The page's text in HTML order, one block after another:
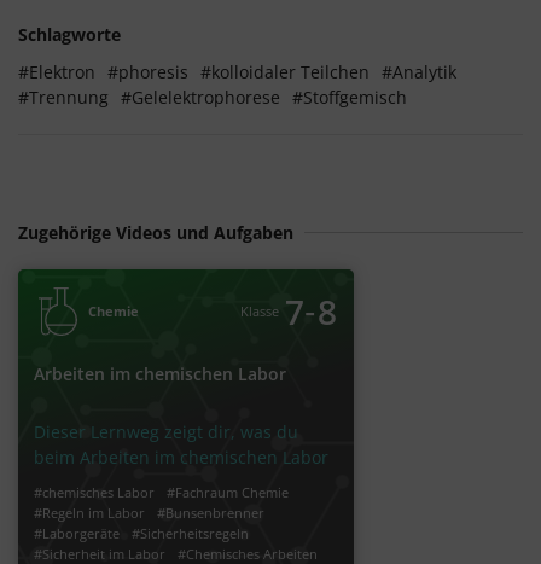
Schlagworte
#Elektron #phoresis #kolloidaler Teilchen #Analytik
#Trennung #Gelelektrophorese #Stoffgemisch
Zugehörige Videos und Aufgaben
Chemie Klasse 7‐8
Arbeiten im chemischen Labor
Dieser Lernweg zeigt dir, was du
beim Arbeiten im chemischen Labor
wichtige Laborgeräte und die Regeln
für ein
#chemisches Labor
#Fachraum Chemie
#Regeln im Labor
#Bunsenbrenner
#Laborgeräte
#Sicherheitsregeln
#Sicherheit im Labor
#Chemisches Arbeiten